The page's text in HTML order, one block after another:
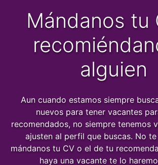
Mándanos tu CV o
alguien
Aun cuando estamos siempre
nuevos para tener vacantes
recomendados, no siempre tenemos
ajusten al perfil que buscas. No
mándanos tu CV o el de tu
haya una vacante te lo